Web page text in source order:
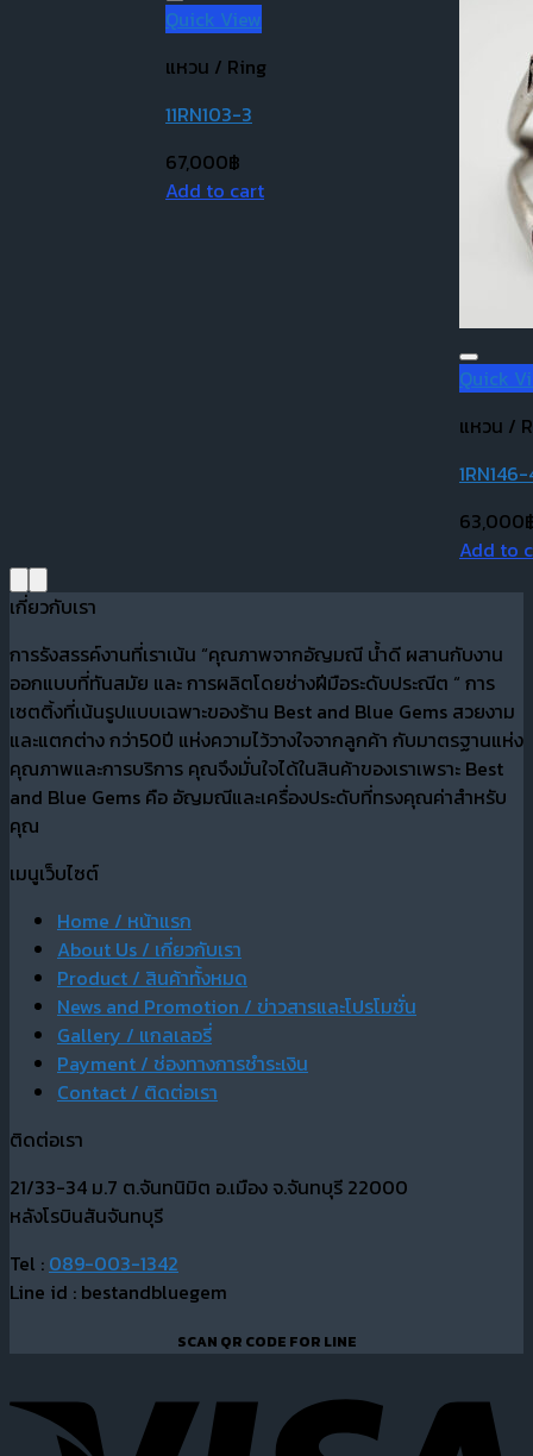
Quick View
แหวน / Ring
11RN103-3
67,000฿
Add to cart
Quick
แหวน /
63,000
Add to
เกี่ยวกับเรา
การรังสรรค์งานที่เราเน้น “คุณภาพจากอัญมณี น้ำดี ผสานกับงาน
ออกแบบที่ทันสมัย และ การผลิตโดยช่างฝีมือระดับประณีต “ การ
เซตติ้งที่เน้นรูปแบบเฉพาะของร้าน Best and Blue Gems สวยงาม
และแตกต่าง กว่า50ปี แห่งความไว้วางใจจากลูกค้า กับมาตรฐานแห่ง
คุณภาพและการบริการ คุณจึงมั่นใจได้ในสินค้าของเราเพราะ Best
and Blue Gems คือ อัญมณีและเครื่องประดับที่ทรงคุณค่าสำหรับ
คุณ
เมนูเว็บไซต์
Home / หน้าแรก
About Us / เกี่ยวกับเรา
Product / สินค้าทั้งหมด
News and Promotion / ข่าวสารและโปรโมชั่น
Gallery / แกลเลอรี่
Payment / ช่องทางการชำระเงิน
Contact / ติดต่อเรา
ติดต่อเรา
21/33-34 ม.7 ต.จันทนิมิต อ.เมือง จ.จันทบุรี 22000
หลังโรบินสันจันทบุรี
Tel : 089-003-1342
Line id : bestandbluegem
SCAN QR CODE FOR LINE